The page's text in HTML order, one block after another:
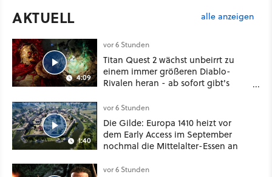
AKTUELL alle anzeigen
4:09
vor 6 Stunden
Titan Quest 2 wächst unbeirrt zu
einem immer größeren Diablo-
Rivalen heran - ab sofort gibt's
Klasse
1:40
vor 6 Stunden
Die Gilde: Europa 1410 heizt vor
dem Early Access im September
nochmal die Mittelalter-Essen an
vor 6 Stunden